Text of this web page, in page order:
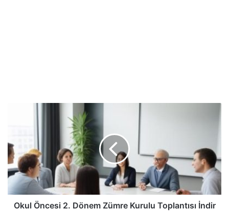
Okul Öncesi 2. Dönem Zümre Kurulu Toplantısı İndir